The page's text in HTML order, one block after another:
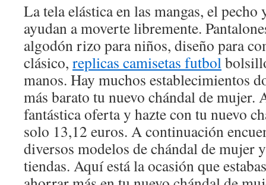
La tela elástica en las mangas, el pecho
ayudan a moverte libremente.
algodón rizo para niños, diseño para
clásico, replicas camisetas futbol
manos. Hay muchos establecimientos
más barato tu nuevo chándal de mujer.
fantástica oferta y hazte con tu nuevo
solo 13,12 euros. A continuación
diversos modelos de chándal de mujer
tiendas. Aquí está la ocasión que